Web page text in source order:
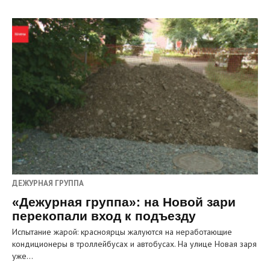
ДЕЖУРНАЯ ГРУППА
«Дежурная группа»: на Новой зари
перекопали вход к подъезду
Испытание жарой: красноярцы жалуются на неработающие
кондиционеры в троллейбусах и автобусах. На улице Новая заря
уже…